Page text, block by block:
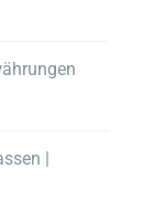
|